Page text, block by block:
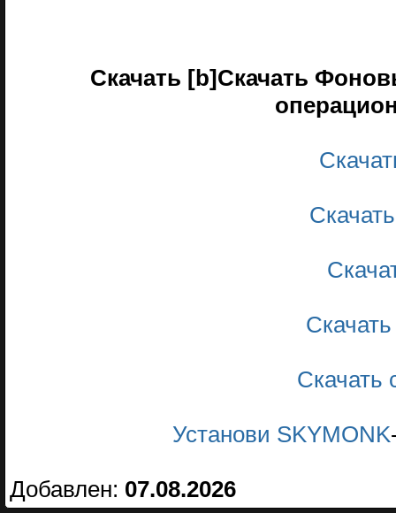
Скачать [b]Скачать
Скачать
Установи SKYMONK
Добавлен: 07.08.2026